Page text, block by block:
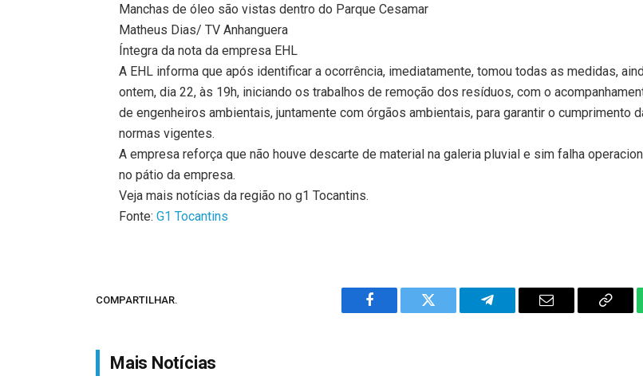
Manchas de óleo são vistas dentro do Parque Cesamar
Matheus Dias/ TV Anhanguera
Íntegra da nota da empresa EHL
A EHL informa que após identificar a ocorrência, imediatamente, tomou todas as medidas,
ontem, dia 22, às 19h, iniciando os trabalhos de remoção dos resíduos, com o
de engenheiros ambientais, juntamente com órgãos ambientais, para garantir o cumprimento
normas vigentes.
A empresa reforça que não houve descarte de material na galeria pluvial e sim falha
no pátio da empresa.
Veja mais notícias da região no g1 Tocantins.
Fonte:G1 Tocantins
COMPARTILHAR.
Facebook Twitter Telegram Email
Copy
Mais Notícias